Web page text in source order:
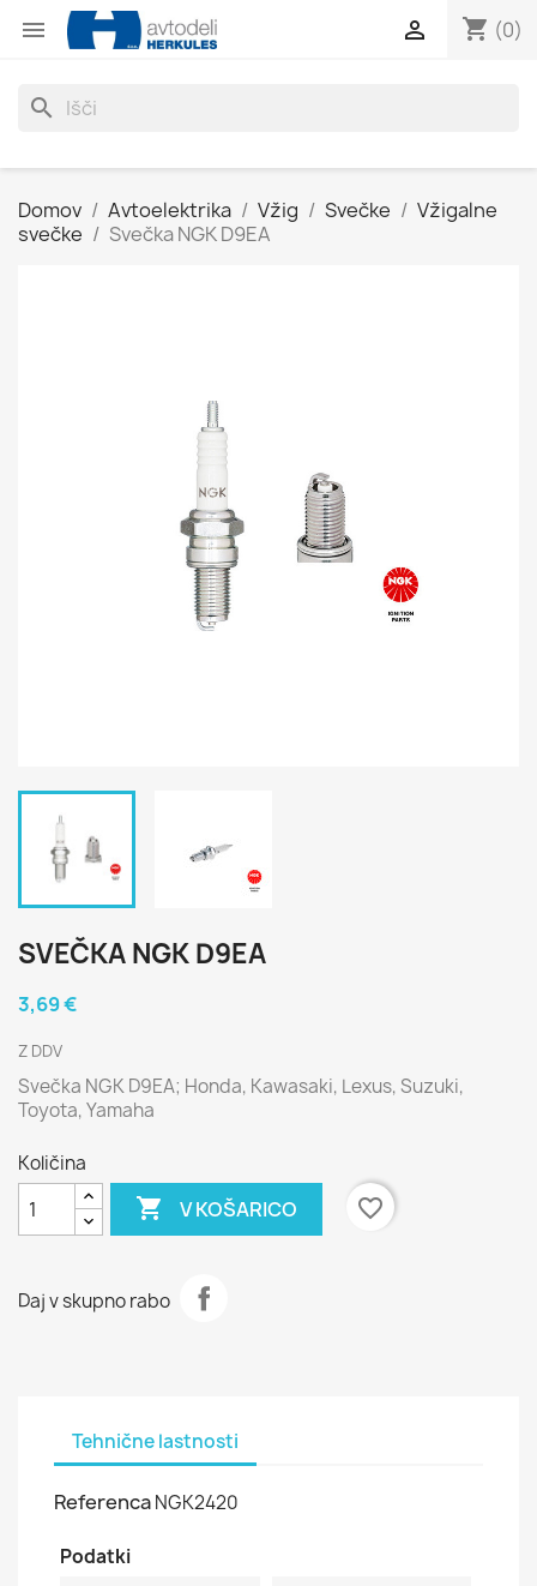
 shopping_cart (0)

search
Domov Avtoelektrika Vžig Svečke
Vžigalne
svečke
Svečka NGK D9EA
SVEČKA NGK D9EA
3,69 €
Z DDV
Svečka NGK D9EA; Honda, Kawasaki, Lexus, Suzuki,
Toyota, Yamaha
Količina
 V KOŠARICO favorite_border
Daj v skupno rabo
Tehnične lastnosti
ReferencaNGK2420
Podatki